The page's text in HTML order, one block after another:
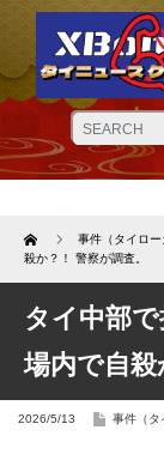
Home 事件（タイロー
殺か？！ 警察が調査。
タイ中部
場内で自殺
2026/5/13 事件（タ